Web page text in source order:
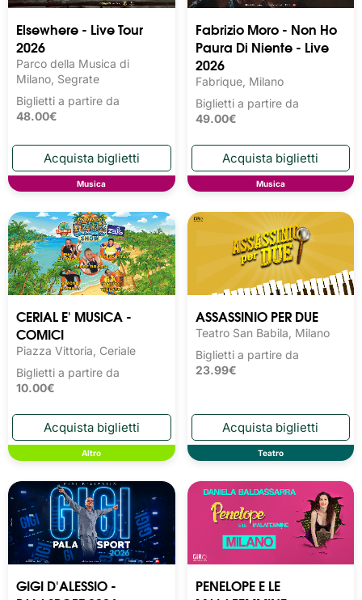
Elsewhere - Live Tour
2026
Parco della Musica di
Milano, Segrate
Biglietti a partire da
48.00€
Musica
Fabrizio Moro - Non Ho
Paura Di Niente - Live
2026
Fabrique, Milano
Biglietti a partire da
49.00€
Musica
CERIAL E' MUSICA -
COMICI
Piazza Vittoria, Ceriale
Biglietti a partire da
10.00€
Altro
ASSASSINIO PER DUE
Teatro San Babila, Milano
Biglietti a partire da
23.99€
Teatro
GIGI D'ALESSIO -
PENELOPE E LE